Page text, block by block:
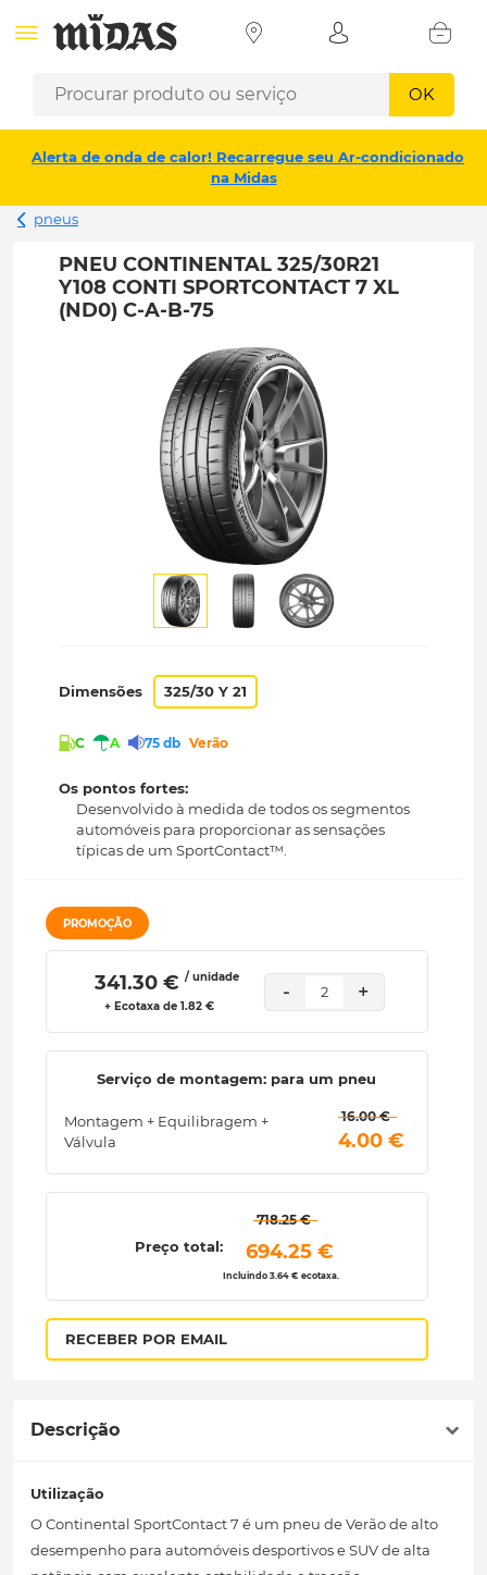
OK
Alerta de onda de calor! Recarregue seu Ar-condicionado
na Midas
pneus
PNEU CONTINENTAL 325/30R21
Y108 CONTI SPORTCONTACT 7 XL
(ND0) C-A-B-75
Dimensões 325/30 Y 21
C A 75 db Verão
Os pontos fortes:
Desenvolvido à medida de todos os segmentos
automóveis para proporcionar as sensações
típicas de um SportContact™.
PROMOÇÃO
341.30 € / unidade
+ Ecotaxa de 1.82 €
- 2 +
Serviço de montagem: para um pneu
Montagem + Equilibragem +
Válvula
16.00 €
4.00 €
Preço total:
718.25 €
694.25 €
Incluindo 3.64 € ecotaxa.
RECEBER POR EMAIL
Descrição
Utilização
O Continental SportContact 7 é um pneu de Verão de alto
desempenho para automóveis desportivos e SUV de alta